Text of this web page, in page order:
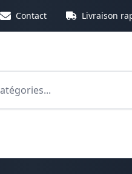
Contact Livraison